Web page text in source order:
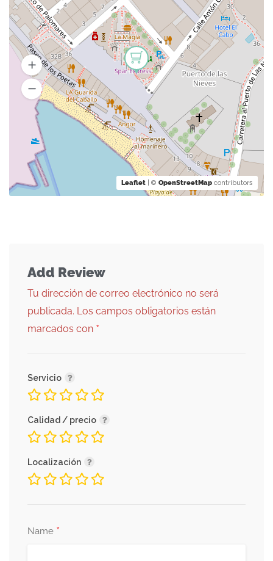
Leaflet | © OpenStreetMap contributors
Add Review
Tu dirección de correo electrónico no será
publicada. Los campos obligatorios están
marcados con *
Servicio
Calidad / precio
Localización
Name *